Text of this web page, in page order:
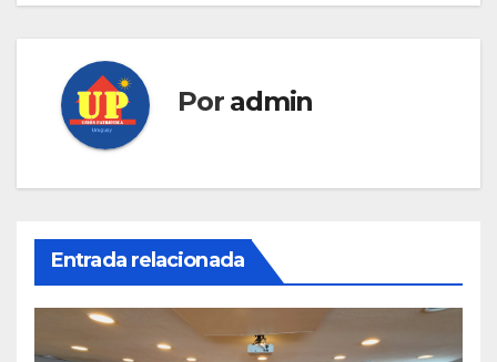
Por admin
Entrada relacionada